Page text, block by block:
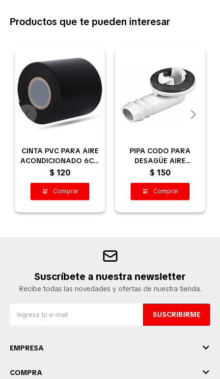
Productos que te pueden interesar
CINTA PVC PARA AIRE
ACONDICIONADO 6CM
X 10M NEGRO
$ 120
PIPA CODO PARA
DESAGÜE AIRE
ACONDICIONADO
$ 150
Suscríbete a nuestra newsletter
Recibe todas las novedades y ofertas de nuestra tienda.
SUSCRIBIRME
EMPRESA
COMPRA